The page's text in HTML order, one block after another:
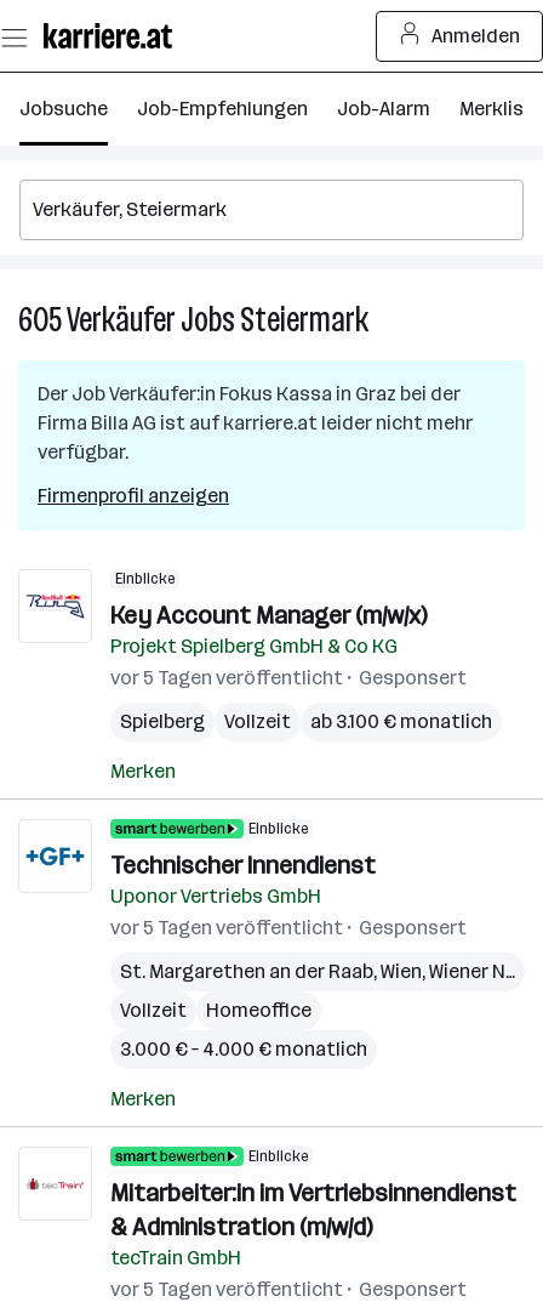
Seiteninhalt
springen
Anmelden
Jobsuche Job-Empfehlungen Job-Alarm Merkliste
605VerkäuferJobsSteiermark605
in
Steiermark
Der JobVerkäufer:in Fokus Kassa in Graz bei der
Firma Billa AG ist auf karriere.at leider nicht mehr
verfügbar.
Firmenprofil anzeigen
Einblicke
Key Account Manager (m/w/x)
Projekt Spielberg GmbH & Co KG
vor 5 Tagen veröffentlicht
Gesponsert
Spielberg
Vollzeit ab 3.100 € monatlich
Merken
Einblicke
Technischer Innendienst
Uponor Vertriebs GmbH
vor 5 Tagen veröffentlicht
Gesponsert
St. Margarethen an der Raab,Wien,Wiener Neudorf
Vollzeit
Homeoffice
3.000 € – 4.000 € monatlich
Merken
Einblicke
Mitarbeiter:in im Vertriebsinnendienst
& Administration (m/w/d)
tecTrain GmbH
vor 5 Tagen veröffentlicht
Gesponsert